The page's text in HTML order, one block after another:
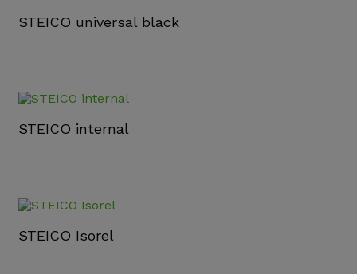
STEICO universal black
STEICO internal
STEICO Isorel